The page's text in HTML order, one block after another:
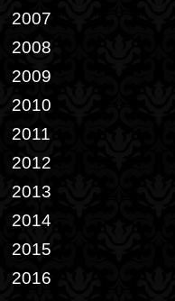
2007
2008
2009
2010
2011
2012
2013
2014
2015
2016